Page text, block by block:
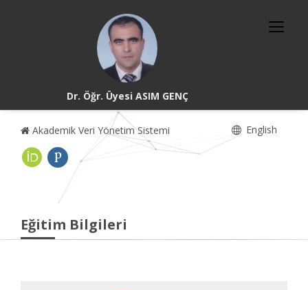
Dr. Öğr. Üyesi ASIM GENÇ
Akademik Veri Yönetim Sistemi English
Eğitim Bilgileri